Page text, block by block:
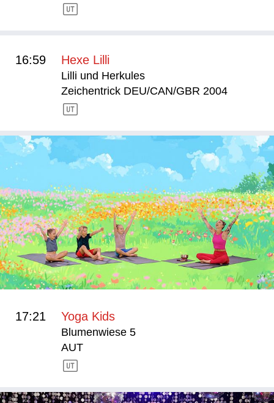
16:59 Hexe Lilli
Lilli und Herkules
Zeichentrick DEU/CAN/GBR 2004
17:21 Yoga Kids
Blumenwiese 5
AUT